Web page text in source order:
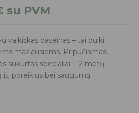
su PVM
vaikiškas baseinas – tai puiki
mažiausiems. Pripučiamas,
sukurtas specialiai 1–2 metų
poreikius bei saugumą.